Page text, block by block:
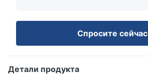
Спросите сейчас
Детали продукта